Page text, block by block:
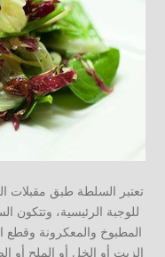
تعتبر السلطة طبق مقبلات
للوجبة الرئيسية، وتتكون
المطبوخ والمعكرونة وقطع
الزيت أو الخل أو الملح أو